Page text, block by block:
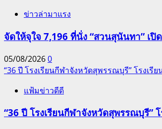
ข่าวล่ามาแรง
จัดให้จุใจ 7,196 ที่นั่ง “สวนสุนันทา” เ
05/08/20260
“36 ปี โรงเรียนกีฬาจังหวัดสุพรรณบุรี” โรงเ
แฟ้มข่าวดีดี
“36 ปี โรงเรียนกีฬาจังหวัดสุพรรณบุรี